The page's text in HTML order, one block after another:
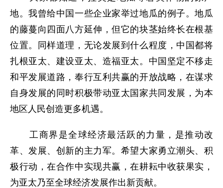
地。我曾给中国一些企业家举过地瓜的例子。地瓜
的藤蔓向四面八方延伸，但它的块茎始终长在根基
位置。同样道理，无论发展到什么程度，中国都将
扎根亚太、建设亚太、造福亚太。中国坚定不移走
和平发展道路，奉行互利共赢的开放战略，在谋求
自身发展的同时积极带动亚太国家共同发展，为本
地区人民创造更多机遇。
工商界是全球经济最活跃的力量，是推动改
革、发展、创新的主力军。希望大家勇立潮头、积
极行动，在合作中实现共赢，在耕耘中收获果实，
为亚太乃至全球经济发展作出新贡献。